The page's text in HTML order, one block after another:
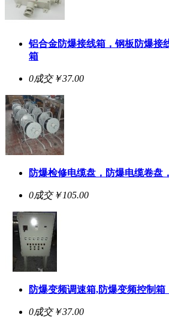
铝合金防爆接线箱，钢板防爆接
箱
0成交￥37.00
防爆检修电缆盘，防爆电缆卷盘
0成交￥105.00
防爆变频调速箱,防爆变频控制
0成交￥37.00